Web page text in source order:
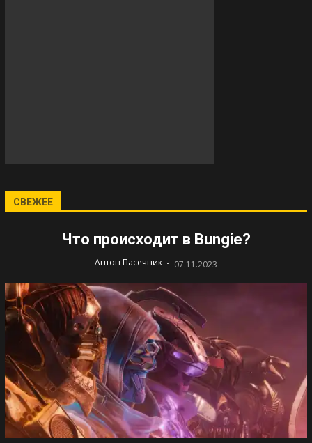
СВЕЖЕЕ
Что происходит в Bungie?
Антон Пасечник - 07.11.2023